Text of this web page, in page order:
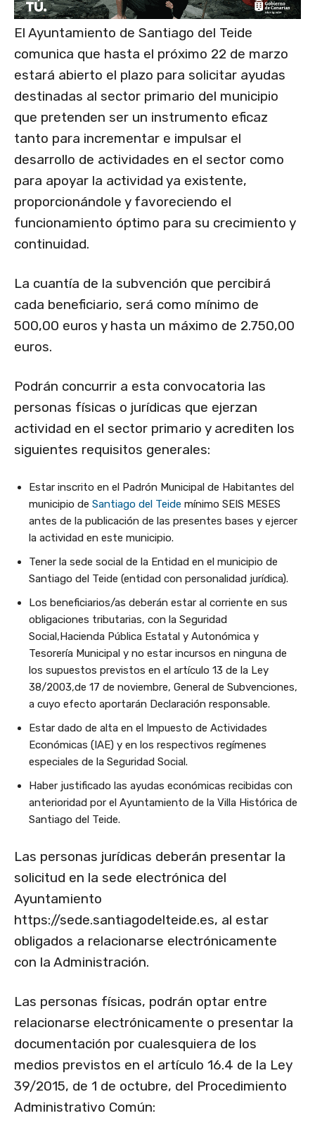
El Ayuntamiento de Santiago del Teide
comunica que hasta el próximo 22 de marzo
estará abierto el plazo para solicitar ayudas
destinadas al sector primario del municipio
que pretenden ser un instrumento eficaz
tanto para incrementar e impulsar el
desarrollo de actividades en el sector como
para apoyar la actividad ya existente,
proporcionándole y favoreciendo el
funcionamiento óptimo para su crecimiento y
continuidad.
La cuantía de la subvención que percibirá
cada beneficiario, será como mínimo de
500,00 euros y hasta un máximo de 2.750,00
euros.
Podrán concurrir a esta convocatoria las
personas físicas o jurídicas que ejerzan
actividad en el sector primario y acrediten los
siguientes requisitos generales:
Estar inscrito en el Padrón Municipal de Habitantes del
municipio de Santiago del Teide mínimo SEIS MESES
antes de la publicación de las presentes bases y ejercer
la actividad en este municipio.
Tener la sede social de la Entidad en el municipio de
Santiago del Teide (entidad con personalidad jurídica).
Los beneficiarios/as deberán estar al corriente en sus
obligaciones tributarias, con la Seguridad
Social,Hacienda Pública Estatal y Autonómica y
Tesorería Municipal y no estar incursos en ninguna de
los supuestos previstos en el artículo 13 de la Ley
38/2003,de 17 de noviembre, General de Subvenciones,
a cuyo efecto aportarán Declaración responsable.
Estar dado de alta en el Impuesto de Actividades
Económicas (IAE) y en los respectivos regímenes
especiales de la Seguridad Social.
Haber justificado las ayudas económicas recibidas con
anterioridad por el Ayuntamiento de la Villa Histórica de
Santiago del Teide.
Las personas jurídicas deberán presentar la
solicitud en la sede electrónica del
Ayuntamiento
https://sede.santiagodelteide.es, al estar
obligados a relacionarse electrónicamente
con la Administración.
Las personas físicas, podrán optar entre
relacionarse electrónicamente o presentar la
documentación por cualesquiera de los
medios previstos en el artículo 16.4 de la Ley
39/2015, de 1 de octubre, del Procedimiento
Administrativo Común: